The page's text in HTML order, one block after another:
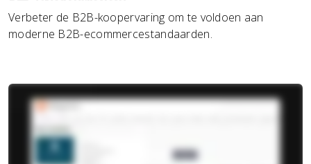
Verbeter de B2B-koopervaring om te voldoen aan
moderne B2B-ecommercestandaarden.